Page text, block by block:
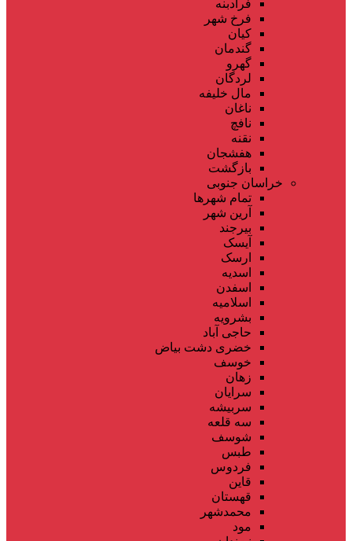
فرادبنه
فرخ شهر
کیان
گندمان
گهرو
لردگان
مال خلیفه
ناغان
نافچ
نقنه
هفشجان
بازگشت
خراسان جنوبی
تمام شهر‌ها
آرین شهر
بیرجند
آیسک
ارسک
اسدیه
اسفدن
اسلامیه
بشرویه
حاجی آباد
خضری دشت بیاض
خوسف
زهان
سرایان
سربیشه
سه قلعه
شوسف
طبس
فردوس
قاین
قهستان
محمدشهر
مود